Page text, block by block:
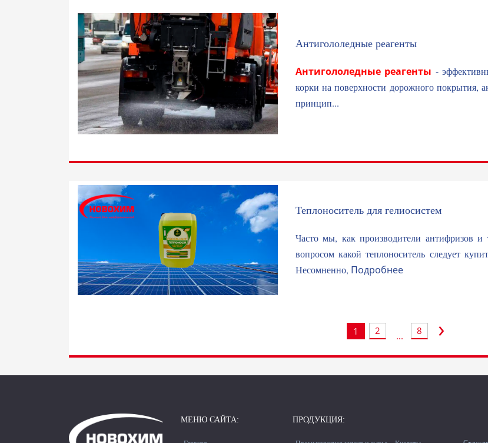
Антигололедные реагенты
Антигололедные реагенты -
корки на поверхности дорожного покрытия,
принцип...
Теплоноситель для гелиосистем
Часто мы, как производители антифризов и
вопросом какой теплоноситель следует
Несомненно, Подробнее
1 2 ... 8 ›
МЕНЮ САЙТА: ПРОДУКЦИЯ: